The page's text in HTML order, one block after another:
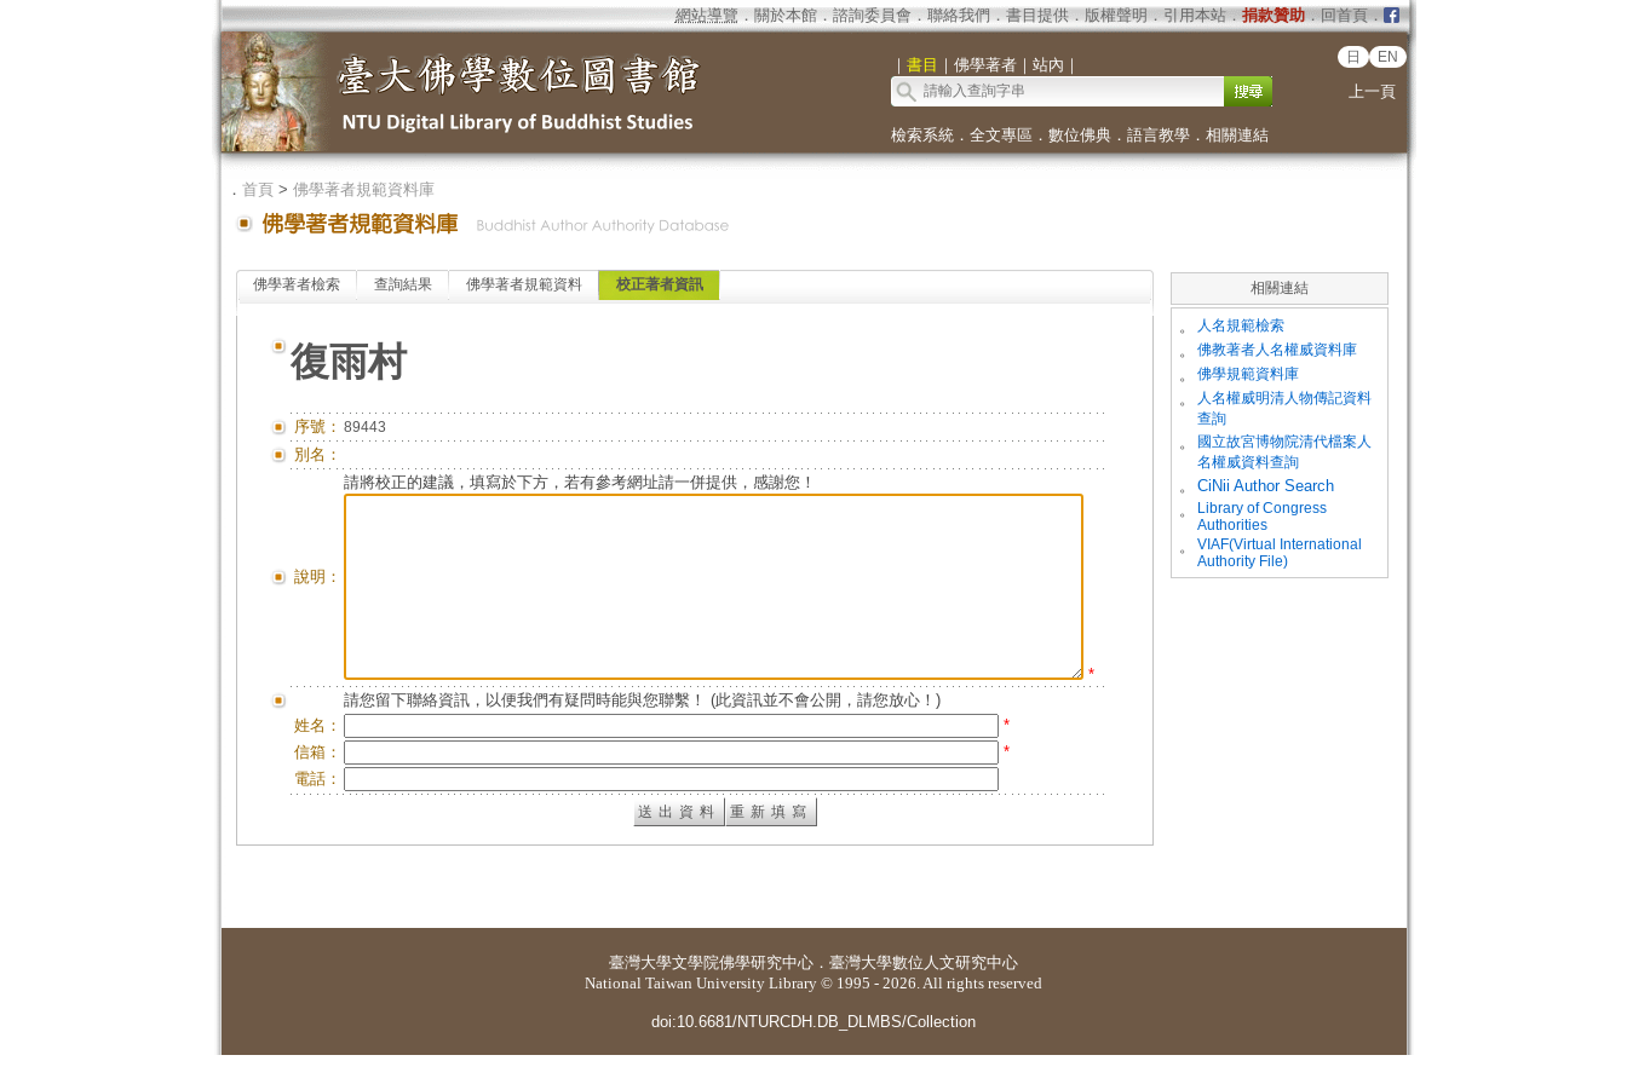
網站導覽 ． 關於本館． 諮詢委員會． 聯絡我們 ． 書目提供． 版權聲明 ． 引用本站． 捐款贊助．回首頁．
｜ 書目 ｜ 佛學著者｜ 站內 ｜ 日 EN
上一頁
檢索系統． 全文專區 ． 數位佛典． 語言教學． 相關連結
． 首頁> 佛學著者規範資料庫
佛學著者檢索 查詢結果 佛學著者規範資料 校正著者資訊
復雨村
序號： 89443
別名：
說明：
請將校正的建議，填寫於下方，若有參考網址請一併提供，感謝您！
*
請您留下聯絡資訊，以便我們有疑問時能與您聯繫！ (此資訊並不會公開，請您放心！)
姓名：
*
信箱：
*
電話：
相關連結
。 人名規範檢索
。 佛教著者人名權威資料庫
。 佛學規範資料庫
。
人名權威明清人物傳記資料
查詢
。
國立故宮博物院清代檔案人
名權威資料查詢
。
CiNii Author Search
。
Library of Congress
Authorities
。
VIAF(Virtual International
Authority File)
臺灣大學文學院佛學研究中心 ． 臺灣大學數位人文研究中心
National Taiwan University Library © 1995 - 2026. All rights reserved
doi:10.6681/NTURCDH.DB_DLMBS/Collection